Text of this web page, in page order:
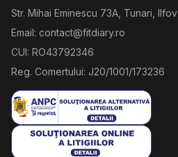
Str. Mihai Eminescu 73A, Tunari, Ilfov
Email: contact@fitdiary.ro
CUI: RO43792346
Reg. Comertului: J20/1001/173236